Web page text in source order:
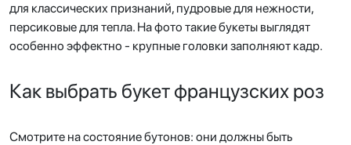
для классических признаний, пудровые для нежности,
персиковые для тепла. На фото такие букеты выглядят
особенно эффектно - крупные головки заполняют кадр.
Как выбрать букет французских роз
Смотрите на состояние бутонов: они должны быть